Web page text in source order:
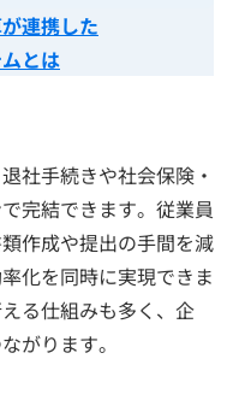
連携した
とは
社手続きや社会保険・
完結できます。従業員
作成や提出の手間を減
化を同時に実現できま
る仕組みも多く、企
がります。